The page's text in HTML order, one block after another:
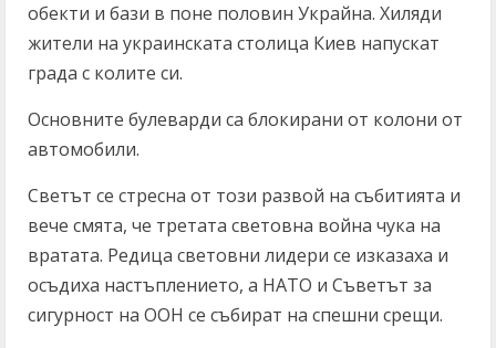
обекти и бази в поне половин Украйна. Хиляди
жители на украинската столица Киев напускат
града с колите си.
Основните булеварди са блокирани от колони от
автомобили.
Светът се стресна от този развой на събитията и
вече смята, че третата световна война чука на
вратата. Редица световни лидери се изказаха и
осъдиха настъплението, а НАТО и Съветът за
сигурност на ООН се събират на спешни срещи.